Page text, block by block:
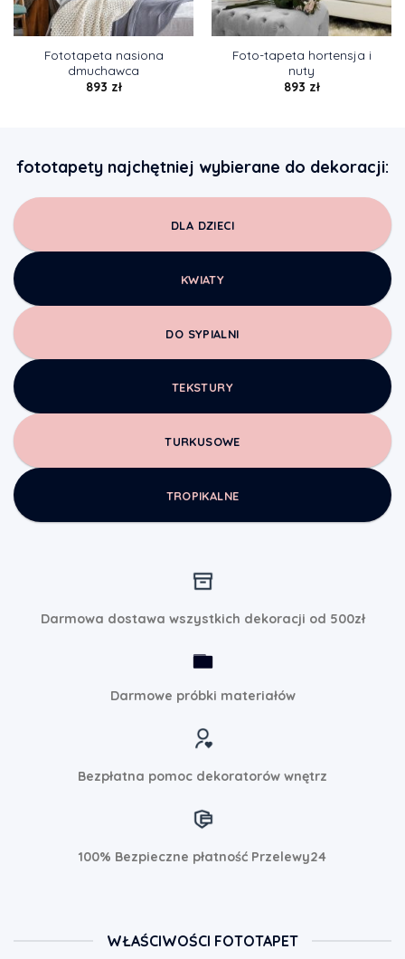
Fototapeta nasiona
dmuchawca
893 zł
Foto-tapeta hortensja i
nuty
893 zł
fototapety najchętniej wybierane do dekoracji:
DLA DZIECI
KWIATY
DO SYPIALNI
TEKSTURY
TURKUSOWE
TROPIKALNE
Darmowa dostawa wszystkich dekoracji od 500zł
Darmowe próbki materiałów
Bezpłatna pomoc dekoratorów wnętrz
100% Bezpieczne płatność Przelewy24
WŁAŚCIWOŚCI FOTOTAPET